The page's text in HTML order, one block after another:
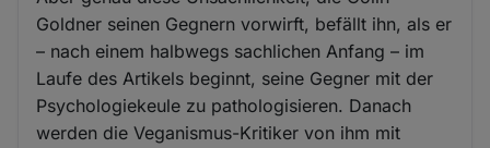
Goldner seinen Gegnern vorwirft, befällt ihn, als er
– nach einem halbwegs sachlichen Anfang – im
Laufe des Artikels beginnt, seine Gegner mit der
Psychologiekeule zu pathologisieren. Danach
werden die Veganismus-Kritiker von ihm mit